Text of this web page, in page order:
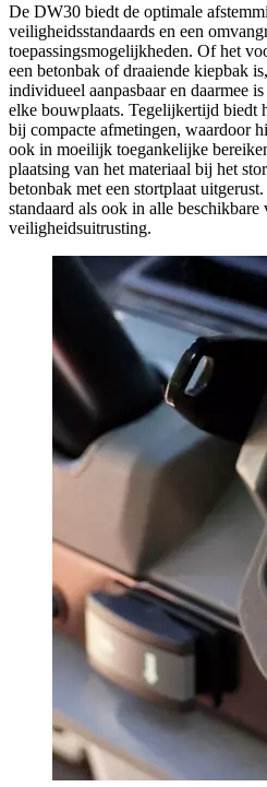
De DW30 biedt de optimale
veiligheidsstandaards en een
toepassingsmogelijkheden. Of het
een betonbak of draaiende kiepbak
individueel aanpasbaar en daarmee
elke bouwplaats. Tegelijkertijd biedt
bij compacte afmetingen, waardoor
ook in moeilijk toegankelijke
plaatsing van het materiaal bij het
betonbak met een stortplaat
standaard als ook in alle beschikbare
veiligheidsuitrusting.